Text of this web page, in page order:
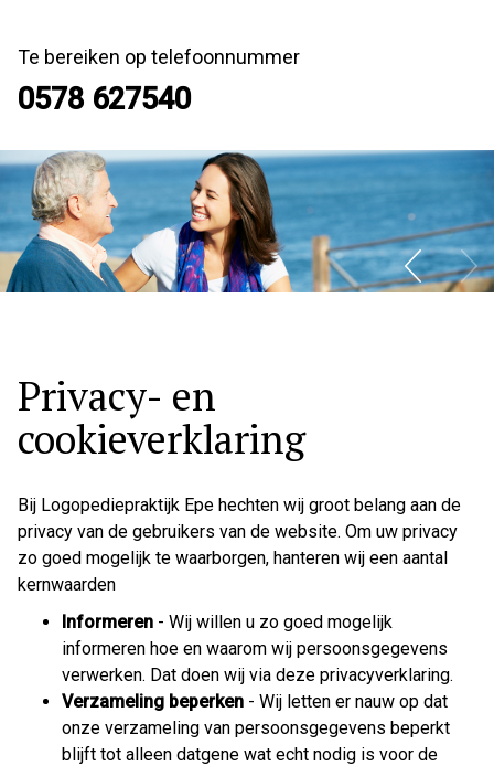
Te bereiken op telefoonnummer
0578 627540
Privacy- en
cookieverklaring
Bij Logopediepraktijk Epe hechten wij groot belang aan de
privacy van de gebruikers van de website. Om uw privacy
zo goed mogelijk te waarborgen, hanteren wij een aantal
kernwaarden
Informeren - Wij willen u zo goed mogelijk
informeren hoe en waarom wij persoonsgegevens
verwerken. Dat doen wij via deze privacyverklaring.
Verzameling beperken - Wij letten er nauw op dat
onze verzameling van persoonsgegevens beperkt
blijft tot alleen datgene wat echt nodig is voor de